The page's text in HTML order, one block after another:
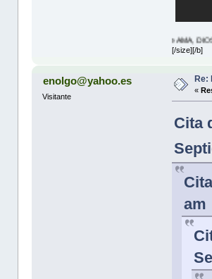
JESUS Te AMA, DIOS te Quiere,
[/size][/b]
enolgo@yahoo.es
Visitante
Re:
«
Cita
am